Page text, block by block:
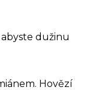
dužinu
Hovězí